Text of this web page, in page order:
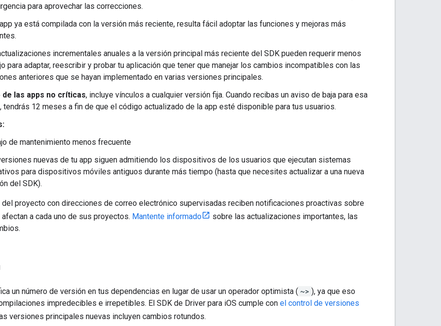
para aprovechar las correcciones.
ya está compilada con la versión más reciente, resulta fácil adoptar las funciones y mejoras más
incrementales anuales a la versión principal más reciente del SDK pueden requerir menos
para adaptar, reescribir y probar tu aplicación que tener que manejar los cambios incompatibles con las
anteriores que se hayan implementado en varias versiones principales.
de las apps no críticas, incluye vínculos a cualquier versión fija. Cuando recibas un aviso de baja para esa
tendrás 12 meses a fin de que el código actualizado de la app esté disponible para tus usuarios.
de mantenimiento menos frecuente
nuevas de tu app siguen admitiendo los dispositivos de los usuarios que ejecutan sistemas
para dispositivos móviles antiguos durante más tiempo (hasta que necesites actualizar a una nueva
del SDK).
del proyecto con direcciones de correo electrónico supervisadas reciben notificaciones proactivas sobre
afectan a cada uno de sus proyectos. Mantente informado
sobre las actualizaciones importantes, las
un número de versión en tus dependencias en lugar de usar un operador optimista ( ~> ), ya que eso
impredecibles e irrepetibles. El SDK de Driver para iOS cumple con el control de versiones
versiones principales nuevas incluyen cambios rotundos.